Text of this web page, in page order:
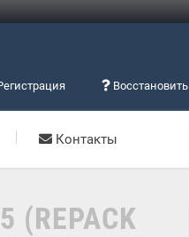
Восстановить
Контакты
(REPACK